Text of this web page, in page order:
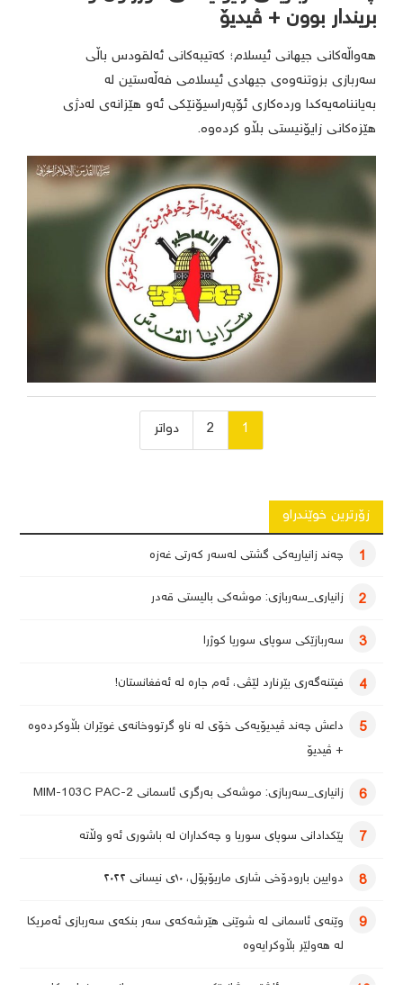
بریندار بوون + ڤیدیۆ
هەواڵەکانی جیهانی ئیسلام؛ کەتیبەکانی ئەلقودس باڵی
سەربازی بزوتنەوەی جیهادی ئیسلامی فەڵەستین لە
بەیاننامەیەکدا وردەکاری ئۆپەراسیۆنێکی ئەو هێزانەی لەدژی
هێزەکانی زایۆنیستی بڵاو کردەوە.
1
2 دواتر
زۆرترین خوێندراو
1 چەند زانیاریەکی گشتی لەسەر کەرتی غەزە
2 زانیاری_سەربازی: موشەکی بالیستی قەدر
3 سەربازێکی سوپای سوریا کوژرا
4 فیتنەگەری بێرنارد لێڤی، ئەم جارە لە ئەفغانستان!
5
داعش چەند ڤیدیۆیەکی خۆی لە ناو گرتووخانەی غوێران بڵاوکردەوە
+ ڤیدیۆ
6 زانیاری_سەربازی: موشەکی بەرگری ئاسمانی MIM-103C PAC-2
7 پێکدادانی سوپای سوریا و چەکداران لە باشوری ئەو وڵاتە
8 دوایین بارودۆخی شاری ماریۆپۆل، ١٠ی نیسانی ٢٠٢٢
9
وێنەی ئاسمانی لە شوێنی هێرشەکەی سەر بنکەی سەربازی ئەمریکا
لە هەولێر بڵاوکرایەوە